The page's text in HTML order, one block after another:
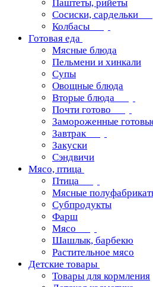
Паштеты, рийеты
Сосиски, сардельки
Колбасы
Готовая еда
Мясные блюда
Пельмени и хинкали
Супы
Овощные блюда
Вторые блюда
Почти готово
Замороженные
Завтрак
Закуски
Сэндвичи
Мясо, птица
Птица
Мясные
Субпродукты
Фарш
Мясо
Шашлык, барбекю
Растительное мясо
Детские товары
Товары для кормления